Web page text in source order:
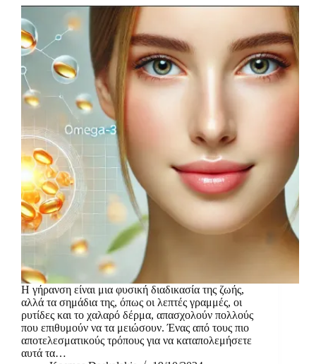
Η γήρανση είναι μια φυσική διαδικασία της ζωής,
αλλά τα σημάδια της, όπως οι λεπτές γραμμές, οι
ρυτίδες και το χαλαρό δέρμα, απασχολούν πολλούς
που επιθυμούν να τα μειώσουν. Ένας από τους πιο
αποτελεσματικούς τρόπους για να καταπολεμήσετε
αυτά τα…